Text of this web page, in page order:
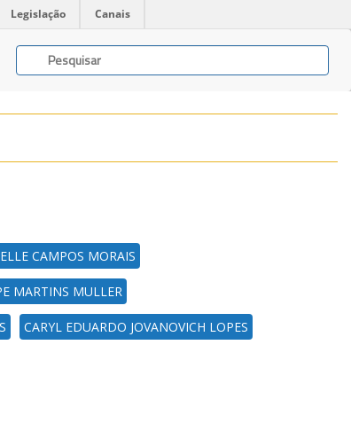
Legislação Canais
CAMPOS MORAIS
MARTINS MULLER
CARYL EDUARDO JOVANOVICH LOPES